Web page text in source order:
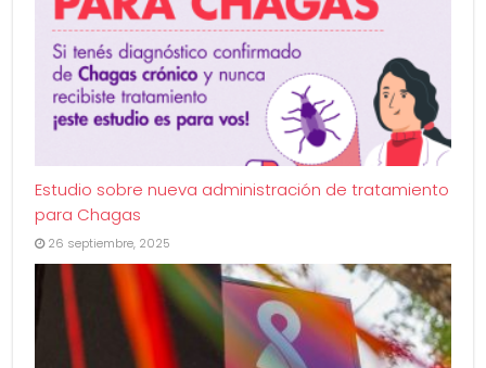
Estudio sobre nueva administración de tratamiento
para Chagas
26 septiembre, 2025